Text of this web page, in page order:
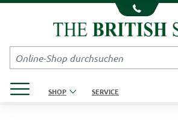
Kompletten Head der Seite überspringen
SHOP SERVICE